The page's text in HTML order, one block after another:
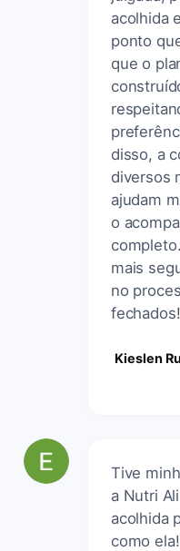
acolhida
ponto
que o
disso, a
diversos
ajudam
o
mais
no
fechados!
Kieslen
Tive
a Nutri
acolhida
como